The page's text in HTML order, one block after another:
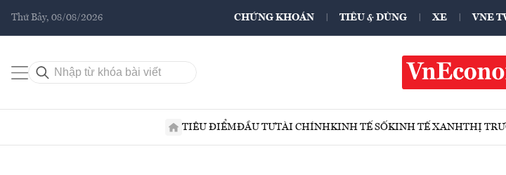
Thứ Bảy, 08/08/2026 CHỨNG KHOÁN TIÊU & DÙNG XE VNE
TIÊU ĐIỂMĐẦU TƯTÀI CHÍNHKINH TẾ SỐKINH TẾ XANHTHỊ